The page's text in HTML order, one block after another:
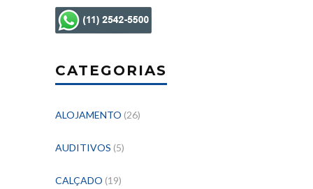
CATEGORIAS
ALOJAMENTO (26)
AUDITIVOS (5)
CALÇADO (19)